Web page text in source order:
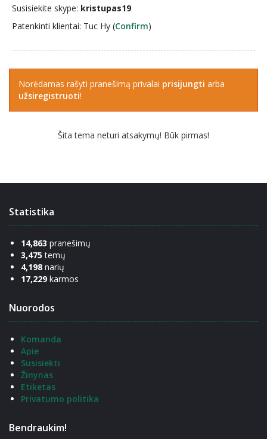
Susisiekite skype: kristupas19
Patenkinti klientai: Tuc Hy (Confirm)
Norėdamas rašyti pranešimą privalai prisijungti arba
užsiregistruoti!
Šita tema neturi atsakymų! Būk pirmas!
Statistika
14,863 pranešimų
3,475 temų
4,198 narių
17,229 karmos
Nuorodos
Komanda
Apie
Susisiekti
Žinynas
Etiketas
Privatumo politika
Bendraukim!